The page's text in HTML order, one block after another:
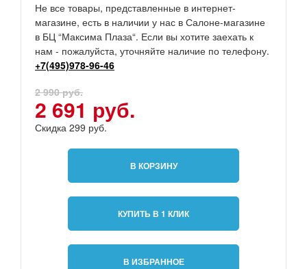
Не все товары, представленные в интернет-
магазине, есть в наличии у нас в Салоне-магазине
в БЦ “Максима Плаза“. Если вы хотите заехать к
нам - пожалуйста, уточняйте наличие по телефону.
+7(495)978-96-46
2 990 руб.
2 691 руб.
Скидка 299 руб.
В КОРЗИНУ
КУПИТЬ В 1 КЛИК
В ИЗБРАННОЕ